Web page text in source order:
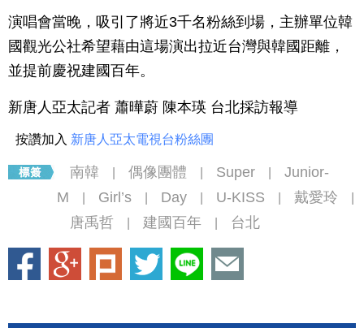
演唱會當晚，吸引了將近3千名粉絲到場，主辦單位韓
國觀光公社希望藉由這場演出拉近台灣與韓國距離，
並提前慶祝建國百年。
新唐人亞太記者 蕭曄蔚 陳本瑛 台北採訪報導
按讚加入 新唐人亞太電視台粉絲團
南韓 偶像團體 Super
Junior-
M
Girl’s Day U-KISS 戴愛玲
唐禹哲 建國百年 台北